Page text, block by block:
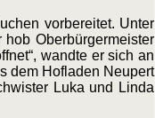
vorbereitet. Unter
Oberbürgermeister
wandte er sich an
dem Hofladen Neupert
Luka und Linda